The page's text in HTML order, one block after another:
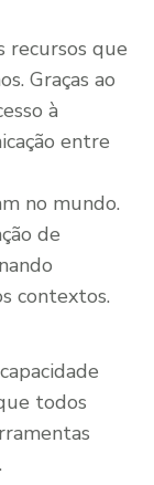
recursos que
Graças ao
à
entre
no mundo.
de
contextos.
todos